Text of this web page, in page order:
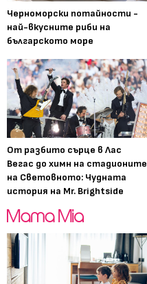
Черноморски потайности -
най-вкусните риби на
българското море
От разбито сърце в Лас
Вегас до химн на стадионите
на Световното: Чудната
история на Mr. Brightside